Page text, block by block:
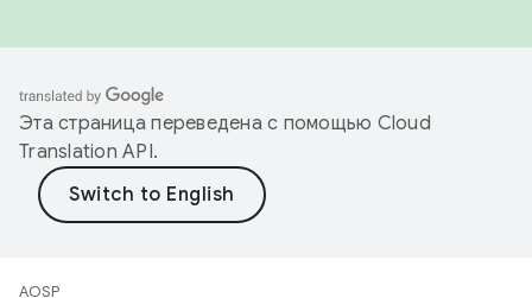
Эта страница переведена с помощью Cloud
Translation API.
AOSP